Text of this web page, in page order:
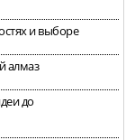
и выборе
алмаз
до